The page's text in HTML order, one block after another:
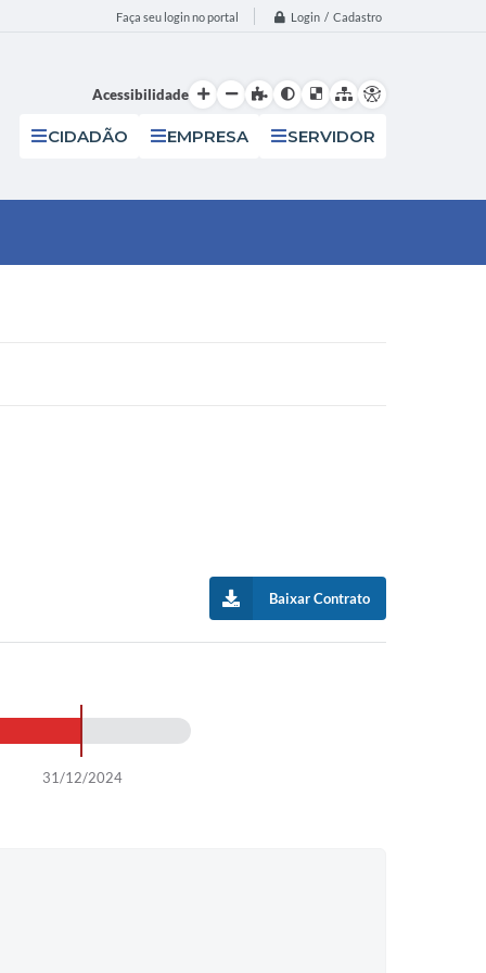
Faça seu login no portal Login / Cadastro
Acessibilidade
CIDADÃO EMPRESA SERVIDOR
Baixar Contrato
31/12/2024